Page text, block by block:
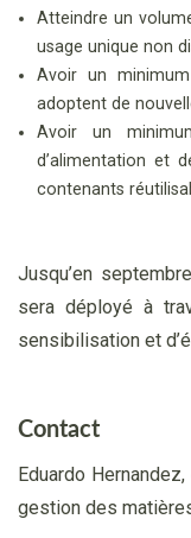
Atteindre un
usage unique non
Avoir un
adoptent de
Avoir un
d’alimentation et
contenants
Jusqu’en
sera déployé à
sensibilisation et
Contact
Eduardo
gestion des